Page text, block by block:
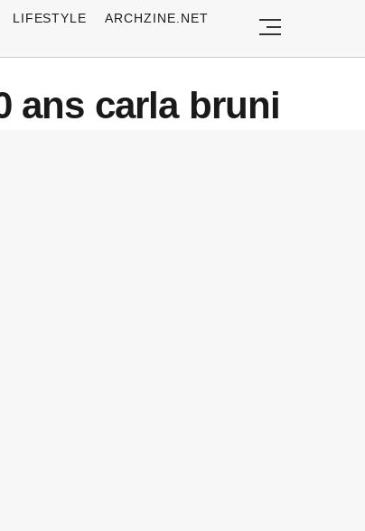
LIFESTYLE ARCHZINE.NET
ans carla bruni